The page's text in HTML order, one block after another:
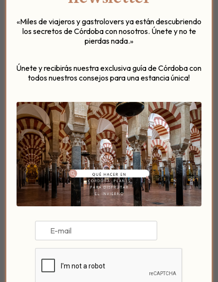
bocados. Una experiencia creativa, relajante y
sensorial. Ideal para grupos pequeños o como regalo
original.
Talleres que
reconfortan cuerpo y
mente
Meditación & Chocolate
Un taller para bajar el ritmo, respirar y reconectar.
Iniciamos con unameditación guiada y vibración
sonora , y cerramos conchocolate caliente
especiado y bizcochos caserosjunto a la
chimenea. Solo 12 plazas. Trae esterilla, ropa blanca y
ganas de estar contigo.
Reserva aquí
Meditación + Aceites Esenciales
«Miles de viajeros y gastrolovers ya están descubriendo
los secretos de Córdoba con nosotros. Únete y no te
pierdas nada.»
Únete y recibirás nuestra exclusiva guía de Córdoba con
todos nuestros consejos para una estancia única!